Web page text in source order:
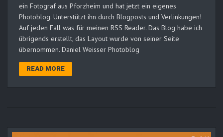
ein Fotograf aus Pforzheim und hat jetzt ein eigenes
Photoblog. Unterstützt ihn durch Blogposts und Verlinkungen!
Auf jeden Fall was für meinen RSS Reader. Das Blog habe ich
übrigends erstellt, das Layout wurde von seiner Seite
übernommen. Daniel Weisser Photoblog
READ MORE